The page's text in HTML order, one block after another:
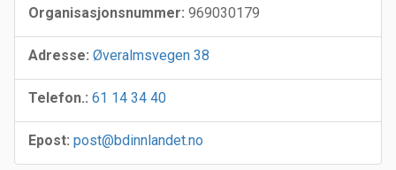
Organisasjonsnummer: 969030179
Adresse: Øveralmsvegen 38
Telefon.: 61 14 34 40
Epost: post@bdinnlandet.no